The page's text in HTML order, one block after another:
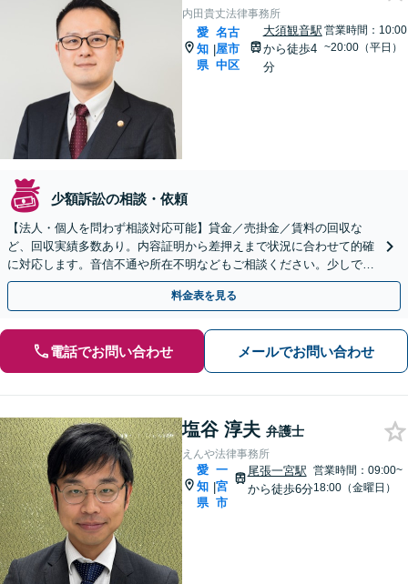
内田貴丈法律事務所
愛
知
県
|
名古
屋市
中区
大須観音駅
から徒歩4
分
営業時間：10:00
~20:00（平日）
少額訴訟の相談・依頼
【法人・個人を問わず相談対応可能】貸金／売掛金／賃料の回収な
ど、回収実績多数あり。内容証明から差押えまで状況に合わせて的確
に対応します。音信不通や所在不明などもご相談ください。少しでも
回収できるよう、粘り強く対応します。
料金表を見る
電話でお問い合わせ メールでお問い合わせ
塩谷 淳夫 弁護士
えんや法律事務所
愛
知
県
|
一
宮
市
尾張一宮駅
から徒歩6分
営業時間：09:00~
18:00（金曜日）